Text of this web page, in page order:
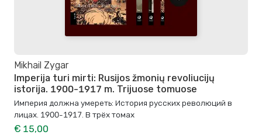
Mikhail Zygar
Imperija turi mirti: Rusijos žmonių revoliucijų
istorija. 1900-1917 m. Trijuose tomuose
Империя должна умереть: История русских революций в
лицах. 1900-1917. В трёх томах
€ 15,00